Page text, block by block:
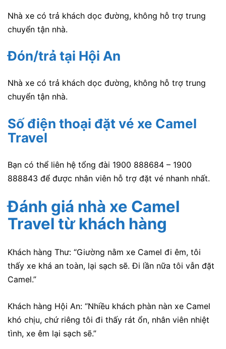
Nhà xe có trả khách dọc đường, không hỗ trợ trung
chuyển tận nhà.
Đón/trả tại Hội An
Nhà xe có trả khách dọc đường, không hỗ trợ trung
chuyển tận nhà.
Số điện thoại đặt vé xe Camel
Travel
Bạn có thể liên hệ tổng đài 1900 888684 – 1900
888843 để được nhân viên hỗ trợ đặt vé nhanh nhất.
Đánh giá nhà xe Camel
Travel từ khách hàng
Khách hàng Thư: “Giường nằm xe Camel đi êm, tôi
thấy xe khá an toàn, lại sạch sẽ. Đi lần nữa tôi vẫn đặt
Camel.”
Khách hàng Hội An: “Nhiều khách phàn nàn xe Camel
khó chịu, chứ riêng tôi đi thấy rát ổn, nhân viên nhiệt
tình, xe êm lại sạch sẽ.”